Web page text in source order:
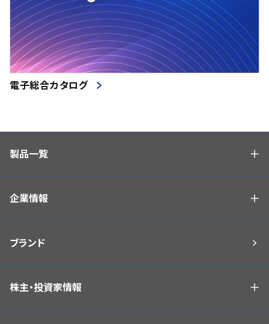
電子総合カタログ
製品一覧
企業情報
ブランド
株主・投資家情報